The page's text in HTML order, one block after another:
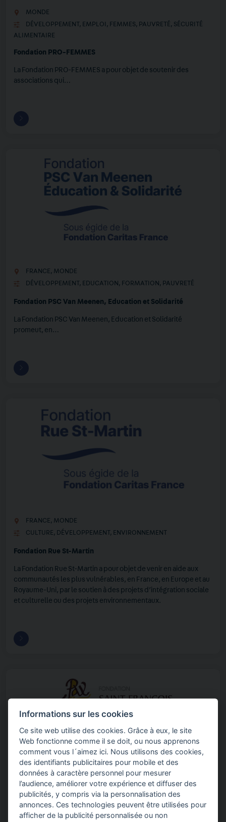
MONDE
DÉVELOPPEMENT , EMPLOI , FEMMES, PAUVRETÉ, SÉCURITÉ
ALIMENTAIRE
Fondation PRO-FEMMES
La Fondation PRO-FEMMES a pour objet de soutenir des
associations qui…
FRANCE, MONDE
DÉVELOPPEMENT , EDUCATION , FORMATION , PAUVRETÉ
Fondation PSC Van Meenen, Education et Solidarité
La Fondation PSC Van Meenen, Education et Solidarité
promeut, en…
FRANCE, MONDE
CULTURE, DÉVELOPPEMENT , ENVIRONNEMENT
Fondation Rue St-Martin
La Fondation Rue St-Martin a pour objet de venir en aide aux
communautés les plus vulnérables, en France, en Europe et au
Royaume-Uni, par le soutien à des projets d’intégration sociale
et culturelle ou des projets environnementaux.
FRANCE
EXCLUSION,PAUVRETÉ
Informations sur les cookies
Ce site web utilise des cookies. Grâce à eux, le site
Web fonctionne comme il se doit, ou nous apprenons
comment vous l´aimez ici. Nous utilisons des cookies,
des identifiants publicitaires pour mobile et des
données à caractère personnel pour mesurer
l’audience, améliorer votre expérience et diffuser des
publicités, y compris via la personnalisation des
annonces. Ces technologies peuvent être utilisées pour
afficher de la publicité personnalisée ou non